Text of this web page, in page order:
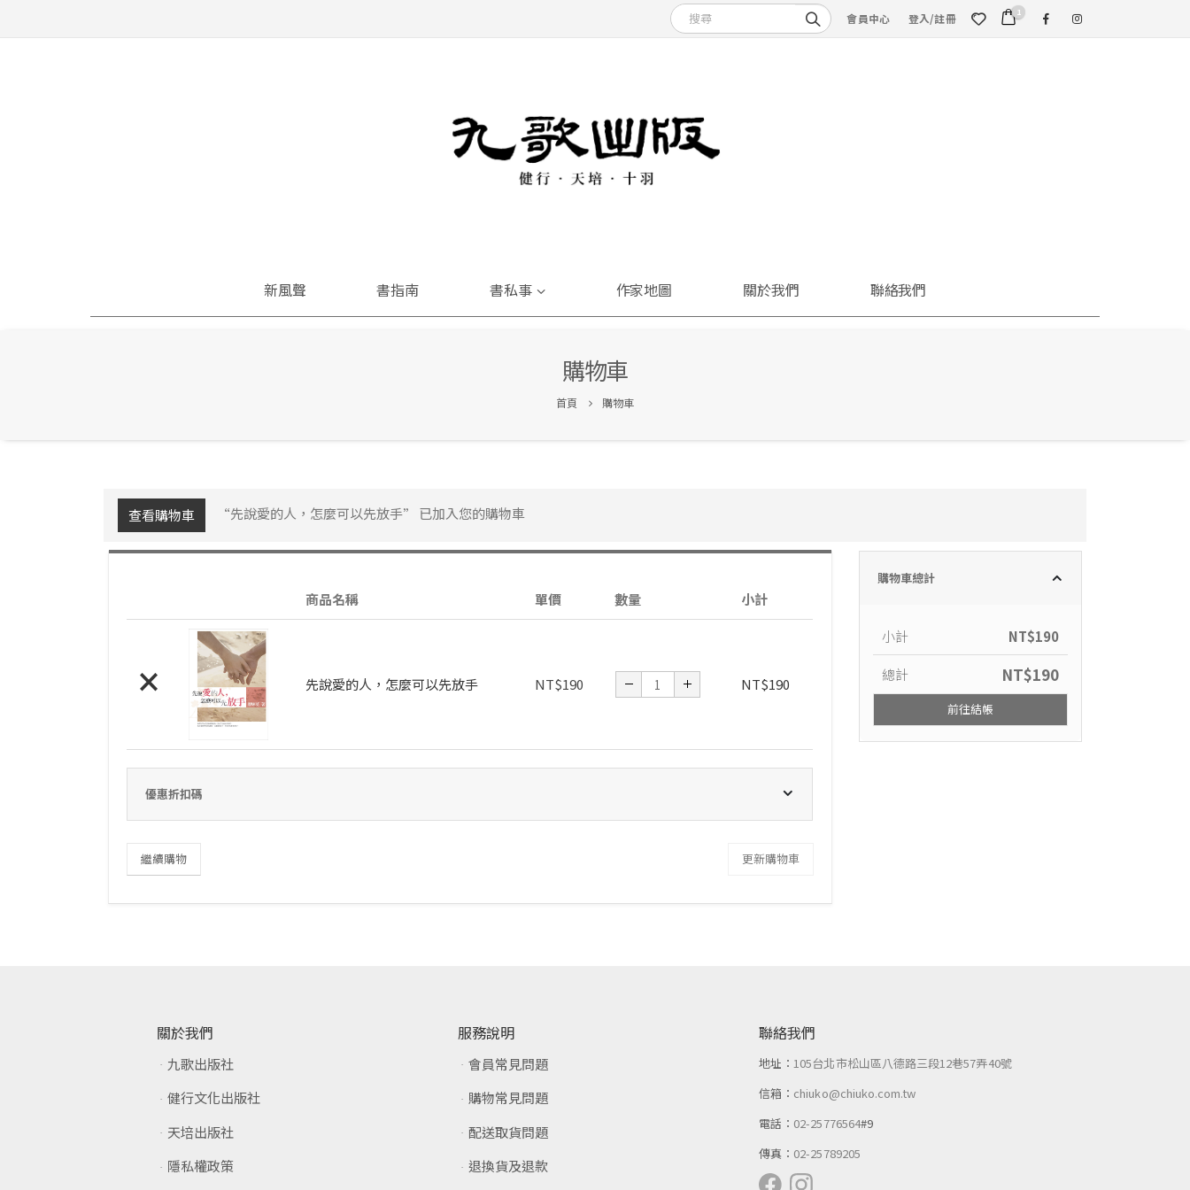
會員中心 登入/註冊 1
新風聲 書指南 書私事 作家地圖 關於我們 聯絡我們
購物車
首頁 購物車
查看購物車 “先說愛的人，怎麼可以先放手” 已加入您的購物車
商品名稱 單價 數量 小計
× 先說愛的人，怎麼可以先放手 NT$190 NT$190
優惠折扣碼
繼續購物 更新購物車
購物車總計
小計 NT$190
總計 NT$190
前往結帳
關於我們
九歌出版社
健行文化出版社
天培出版社
隱私權政策
服務說明
會員常見問題
購物常見問題
配送取貨問題
退換貨及退款
聯絡我們
地址： 105台北市松山區八德路三段12巷57弄40號
信箱： chiuko@chiuko.com.tw
電話： 02-25776564#9
傳真： 02-25789205